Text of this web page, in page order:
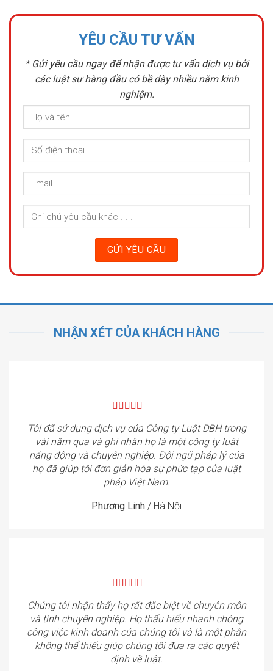
YÊU CẦU TƯ VẤN
* Gửi yêu cầu ngay để nhận được tư vấn dịch vụ bởi
các luật sư hàng đầu có bề dày nhiều năm kinh
nghiệm.
NHẬN XÉT CỦA KHÁCH HÀNG
Tôi đã sử dụng dịch vụ của Công ty Luật DBH trong
vài năm qua và ghi nhận họ là một công ty luật
năng động và chuyên nghiệp. Đội ngũ pháp lý của
họ đã giúp tôi đơn giản hóa sự phức tạp của luật
pháp Việt Nam.
Phương Linh / Hà Nội
Chúng tôi nhận thấy họ rất đặc biệt về chuyên môn
và tính chuyên nghiệp. Họ thấu hiểu nhanh chóng
công việc kinh doanh của chúng tôi và là một phần
không thể thiếu giúp chúng tôi đưa ra các quyết
định về luật.